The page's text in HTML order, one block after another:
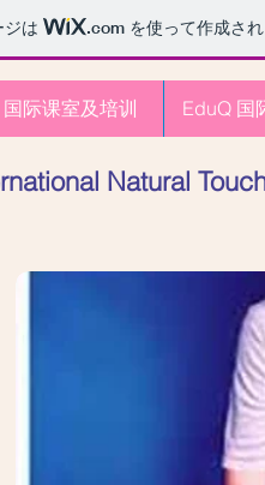
ジは .com を使って作成さ
际课室及培训 EduQ 国
Natural